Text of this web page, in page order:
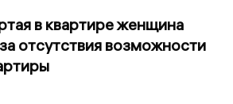
в квартире женщина
отсутствия возможности